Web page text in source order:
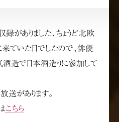
がありました、ちょうど北欧
ていた日でしたので、俳優
造で日本酒造りに参加して
送があります。
こちら